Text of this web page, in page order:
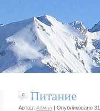
0 Питание
Автор: Админ | Опубликовано